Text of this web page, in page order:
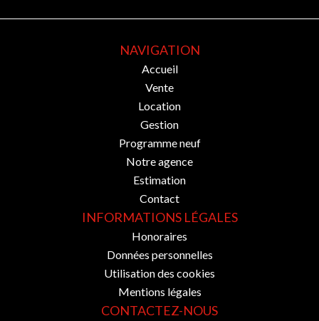
NAVIGATION
Accueil
Vente
Location
Gestion
Programme neuf
Notre agence
Estimation
Contact
INFORMATIONS LÉGALES
Honoraires
Données personnelles
Utilisation des cookies
Mentions légales
CONTACTEZ-NOUS